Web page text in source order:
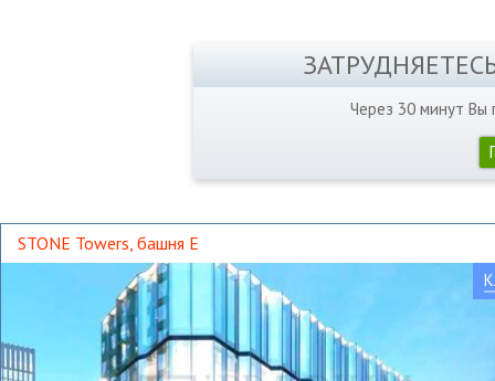
Через 30 минут Вы
STONE Towers, башня Е